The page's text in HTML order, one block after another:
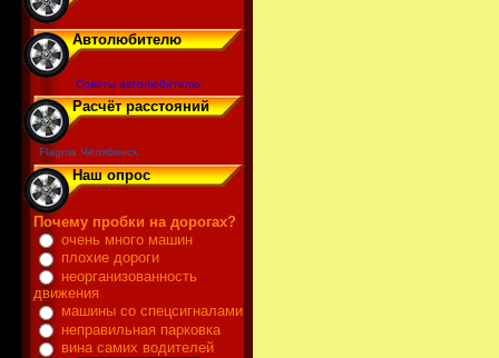
Автолюбителю
Советы автолюбителю
Расчёт расстояний
Flagma Челябинск
Наш опрос
Почему пробки на дорогах?
очень много машин
плохие дороги
неорганизованность
движения
машины со спецсигналами
неправильная парковка
вина самих водителей